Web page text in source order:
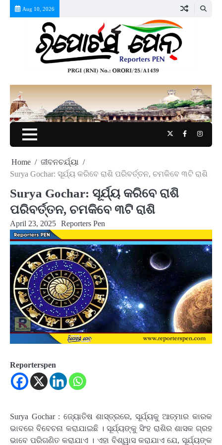
Aug 10, 2026
TwitterFacebook
Home
ଜୀବନଚର୍ଯ୍ୟା
Surya Gochar: ସୂର୍ଯ୍ୟ କରିବେ ରାଶି ପରିବର୍ତ୍ତନ, ଚମକିବେ ୩ଟି ରାଶି
Surya Gochar: ସୂର୍ଯ୍ୟ କରିବେ ରାଶି
ପରିବର୍ତ୍ତନ, ଚମକିବେ ୩ଟି ରାଶି
April 23, 2025 Reporters Pen
Reporterspen
Surya Gochar : ଜ୍ୟୋତିଷ ଶାସ୍ତ୍ରରେ, ସୂର୍ଯ୍ୟକୁ ଆତ୍ମାର କାରକ
ଭାବରେ ବିବେଚନା କରାଯାଇଛି । ସୂର୍ଯ୍ୟଙ୍କୁ ସିଂହ ରାଶିର ଶାସକ ଗ୍ରହ
ଭାବେ ପରିଗଣିତ କରାଯାଏ । ଏହା ବିଶ୍ୱାସ କରାଯାଏ ଯେ, ସୂର୍ଯ୍ୟଙ୍କ